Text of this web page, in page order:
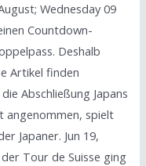
Wednesday 09
Countdown-
Deshalb
Artikel finden
Abschließung Japans
angenommen, spielt
Japaner. Jun 19,
Tour de Suisse ging